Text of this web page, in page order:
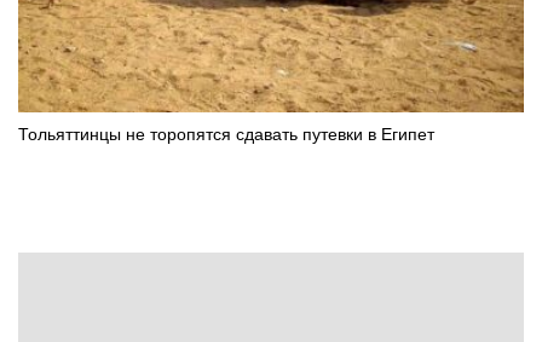
Тольяттинцы не торопятся сдавать путевки в Египет